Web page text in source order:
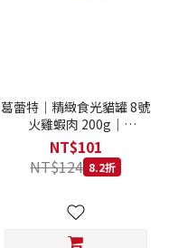
葛蕾特｜精緻食光貓罐 8號
火雞蝦肉 200g｜
GranataPet 200克 主食罐
無穀罐 無膠罐 主食貓罐 德
罐
NT$101
NT$124 8.2折